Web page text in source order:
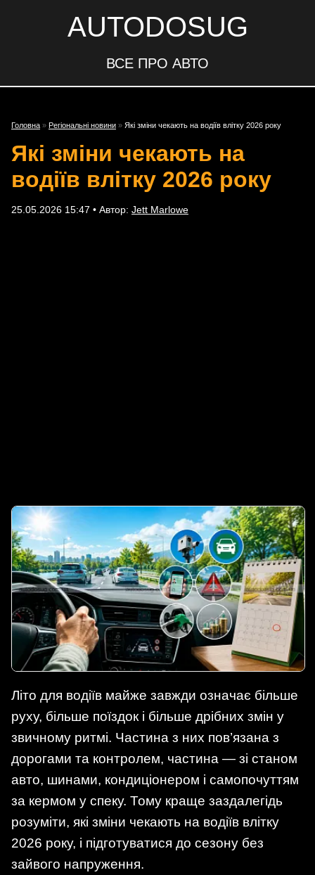
AUTODOSUG
ВСЕ ПРО АВТО
Головна » Регіональні новини » Які зміни чекають на водіїв влітку 2026 року
Які зміни чекають на
водіїв влітку 2026 року
25.05.2026 15:47 • Автор: Jett Marlowe
Літо для водіїв майже завжди означає більше
руху, більше поїздок і більше дрібних змін у
звичному ритмі. Частина з них пов’язана з
дорогами та контролем, частина — зі станом
авто, шинами, кондиціонером і самопочуттям
за кермом у спеку. Тому краще заздалегідь
розуміти, які зміни чекають на водіїв влітку
2026 року, і підготуватися до сезону без
зайвого напруження.